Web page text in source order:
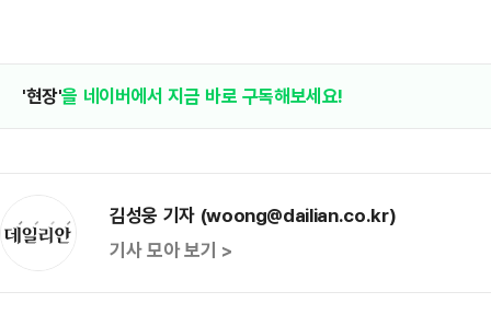
'현장'을 네이버에서 지금 바로 구독해보세요!
김성웅 기자 (woong@dailian.co.kr)
기사 모아 보기 >